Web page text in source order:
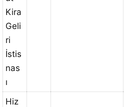
Kira
Geli
ri
İstis
nas
ı
Hiz